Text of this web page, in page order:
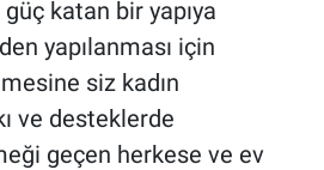
katan bir yapıya
yapılanması için
siz kadın
ve desteklerde
geçen herkese ve ev